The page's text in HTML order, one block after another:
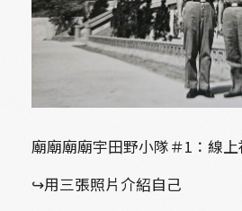
廟廟廟廟宇田野小隊＃1：線
↪︎用三張照片介紹自己